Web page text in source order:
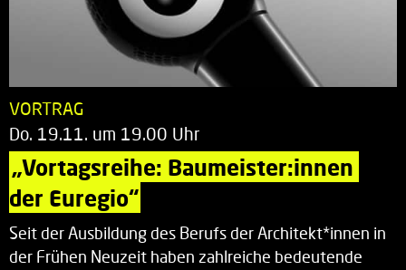
VORTRAG
Do. 19.11. um 19.00 Uhr
„Vortagsreihe: Baumeister:innen
der Euregio“
Seit der Ausbildung des Berufs der Architekt*innen in
der Frühen Neuzeit haben zahlreiche bedeutende